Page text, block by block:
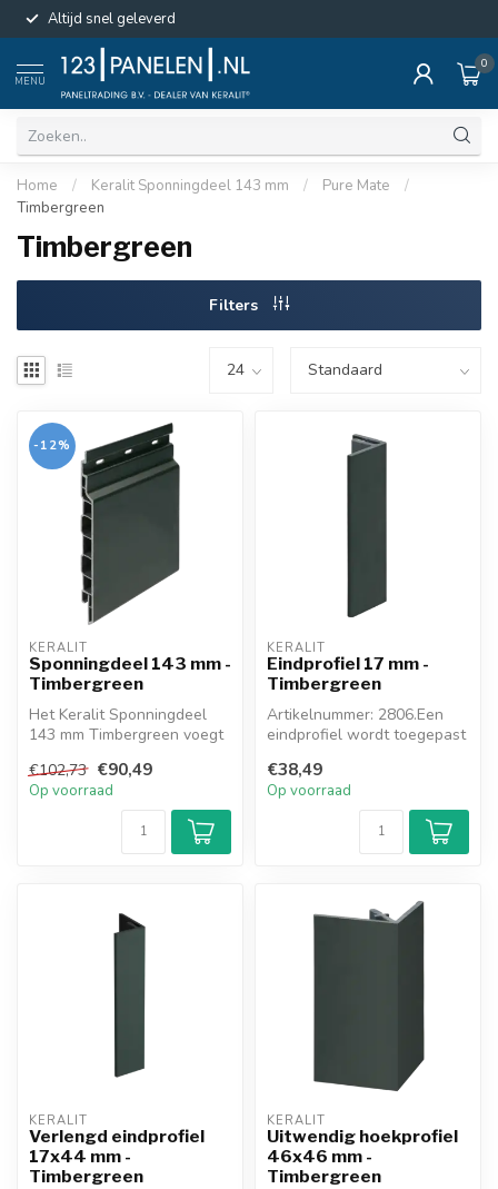
Altijd snel geleverd
MENU
0
Home / Keralit Sponningdeel 143 mm / Pure Mate
/
Timbergreen
Timbergreen
Filters
-12%
KERALIT
Sponningdeel 143 mm -
Timbergreen
Het Keralit Sponningdeel
143 mm Timbergreen voegt
to...
€102,73 €90,49
Op voorraad
KERALIT
Eindprofiel 17 mm -
Timbergreen
Artikelnummer: 2806.Een
eindprofiel wordt toegepast
€38,49
Op voorraad
KERALIT
Verlengd eindprofiel
17x44 mm -
Timbergreen
KERALIT
Uitwendig hoekprofiel
46x46 mm -
Timbergreen